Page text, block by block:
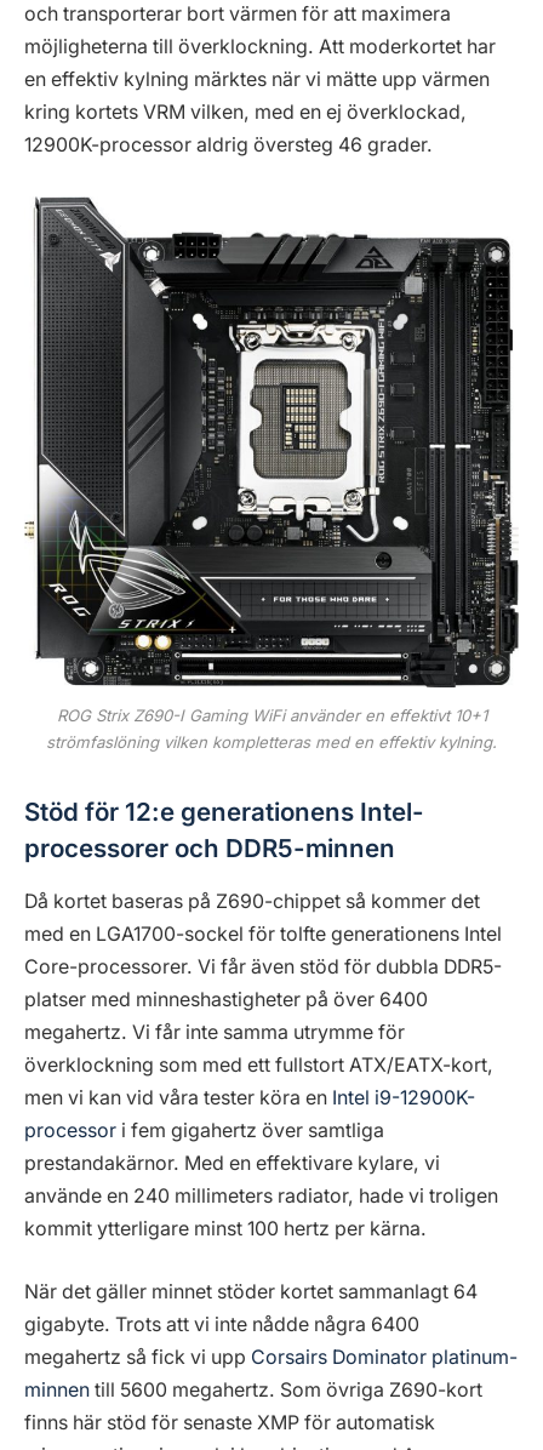
och transporterar bort värmen för att maximera
möjligheterna till överklockning. Att moderkortet har
en effektiv kylning märktes när vi mätte upp värmen
kring kortets VRM vilken, med en ej överklockad,
12900K-processor aldrig översteg 46 grader.
ROG Strix Z690-I Gaming WiFi använder en effektivt 10+1
strömfaslöning vilken kompletteras med en effektiv kylning.
Stöd för 12:e generationens Intel-
processorer och DDR5-minnen
Då kortet baseras på Z690-chippet så kommer det
med en LGA1700-sockel för tolfte generationens Intel
Core-processorer. Vi får även stöd för dubbla DDR5-
platser med minneshastigheter på över 6400
megahertz. Vi får inte samma utrymme för
överklockning som med ett fullstort ATX/EATX-kort,
men vi kan vid våra tester köra en Intel i9-12900K-
processor i fem gigahertz över samtliga
prestandakärnor. Med en effektivare kylare, vi
använde en 240 millimeters radiator, hade vi troligen
kommit ytterligare minst 100 hertz per kärna.
När det gäller minnet stöder kortet sammanlagt 64
gigabyte. Trots att vi inte nådde några 6400
megahertz så fick vi upp Corsairs Dominator platinum-
minnen till 5600 megahertz. Som övriga Z690-kort
finns här stöd för senaste XMP för automatisk